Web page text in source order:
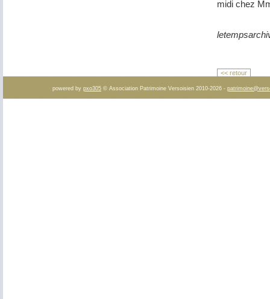
midi chez
<< retour
powered by pxo305 © Association Patrimoine Versoisien 2010-2026 -